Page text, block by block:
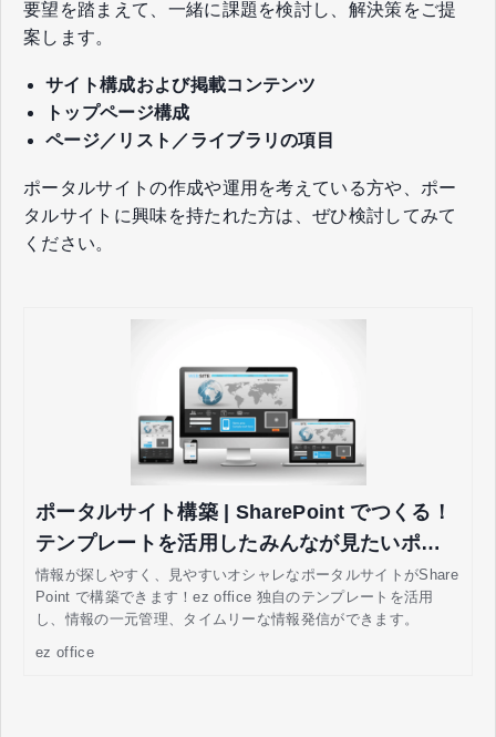
要望を踏まえて、一緒に課題を検討し、解決策をご提
案します。
サイト構成および掲載コンテンツ
トップページ構成
ページ／リスト／ライブラリの項目
ポータルサイトの作成や運用を考えている方や、ポー
タルサイトに興味を持たれた方は、ぜひ検討してみて
ください。
ポータルサイト構築 | SharePoint でつくる！
テンプレートを活用したみんなが見たいポー
タルサイト
情報が探しやすく、見やすいオシャレなポータルサイトがShare
Point で構築できます！ez office 独自のテンプレートを活用
し、情報の一元管理、タイムリーな情報発信ができます。
ez office